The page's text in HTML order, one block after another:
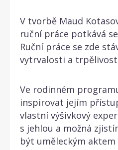
V tvorbě Maud
ruční práce potkává
Ruční práce se zde
vytrvalosti a
Ve rodinném
inspirovat jejím
vlastní výšivkový
s jehlou a možná
být uměleckým aktem